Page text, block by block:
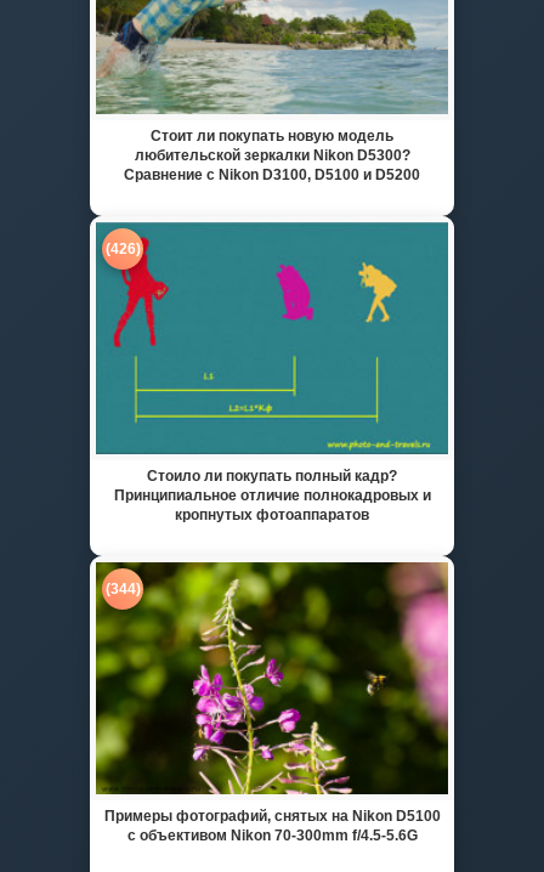
Стоит ли покупать новую модель
любительской зеркалки Nikon D5300?
Сравнение с Nikon D3100, D5100 и D5200
(426)
Стоило ли покупать полный кадр?
Принципиальное отличие полнокадровых и
кропнутых фотоаппаратов
(344)
Примеры фотографий, снятых на Nikon D5100
с объективом Nikon 70-300mm f/4.5-5.6G